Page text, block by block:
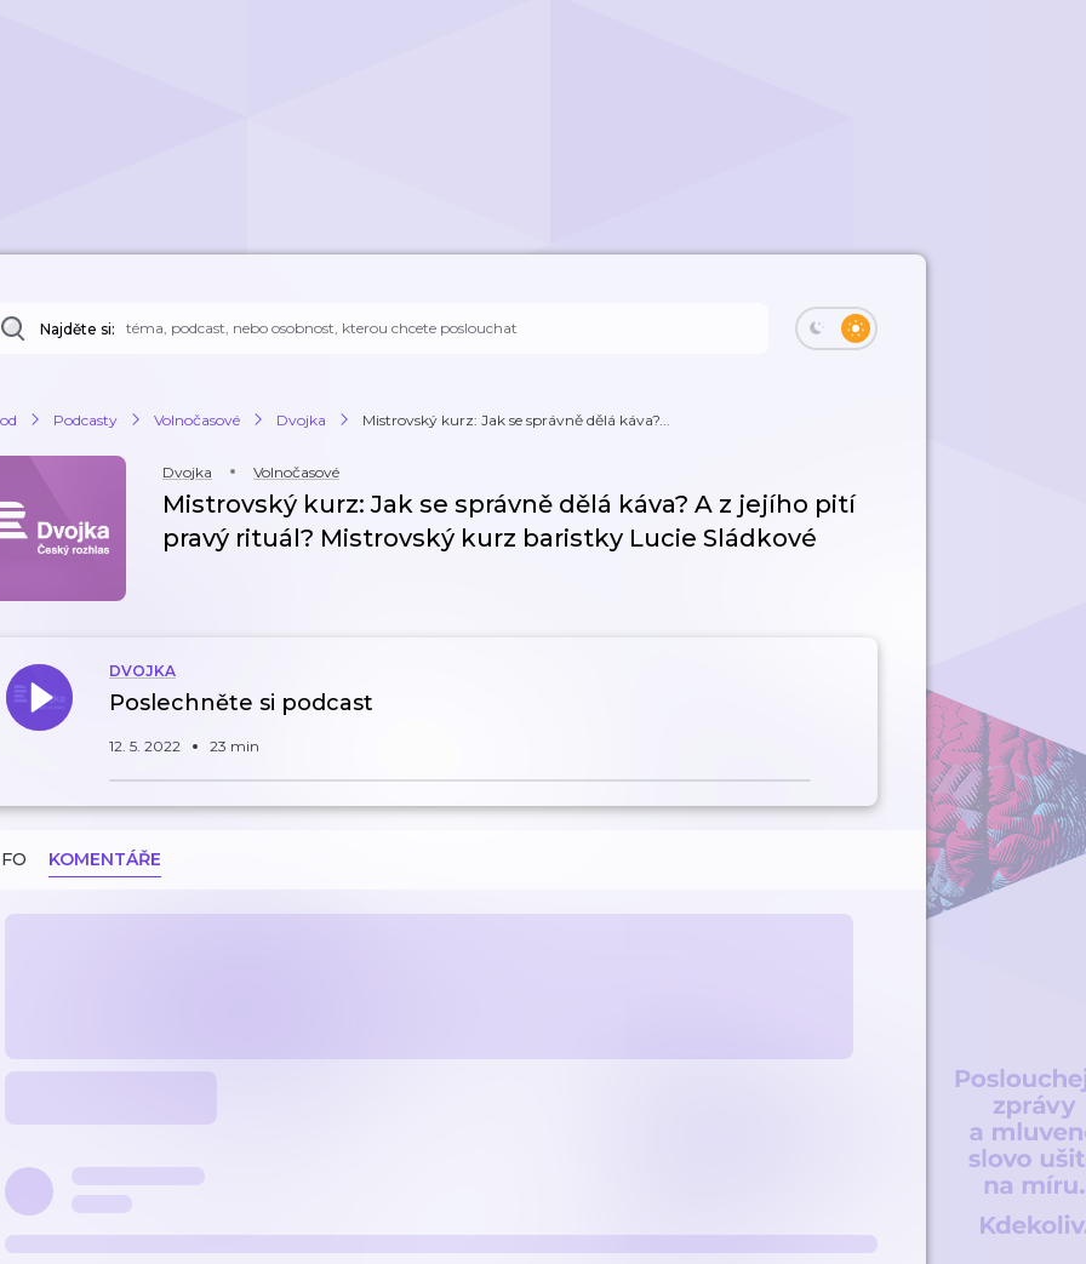
Najděte si:
Podcasty Volnočasové Dvojka Mistrovský kurz: Jak se správně dělá káva?...
Dvojka Volnočasové
Mistrovský kurz: Jak se správně dělá káva? A z jejího pití
pravý rituál? Mistrovský kurz baristky Lucie Sládkové
DVOJKA
Poslechněte si podcast
12. 5. 2022 23 min
KOMENTÁŘE